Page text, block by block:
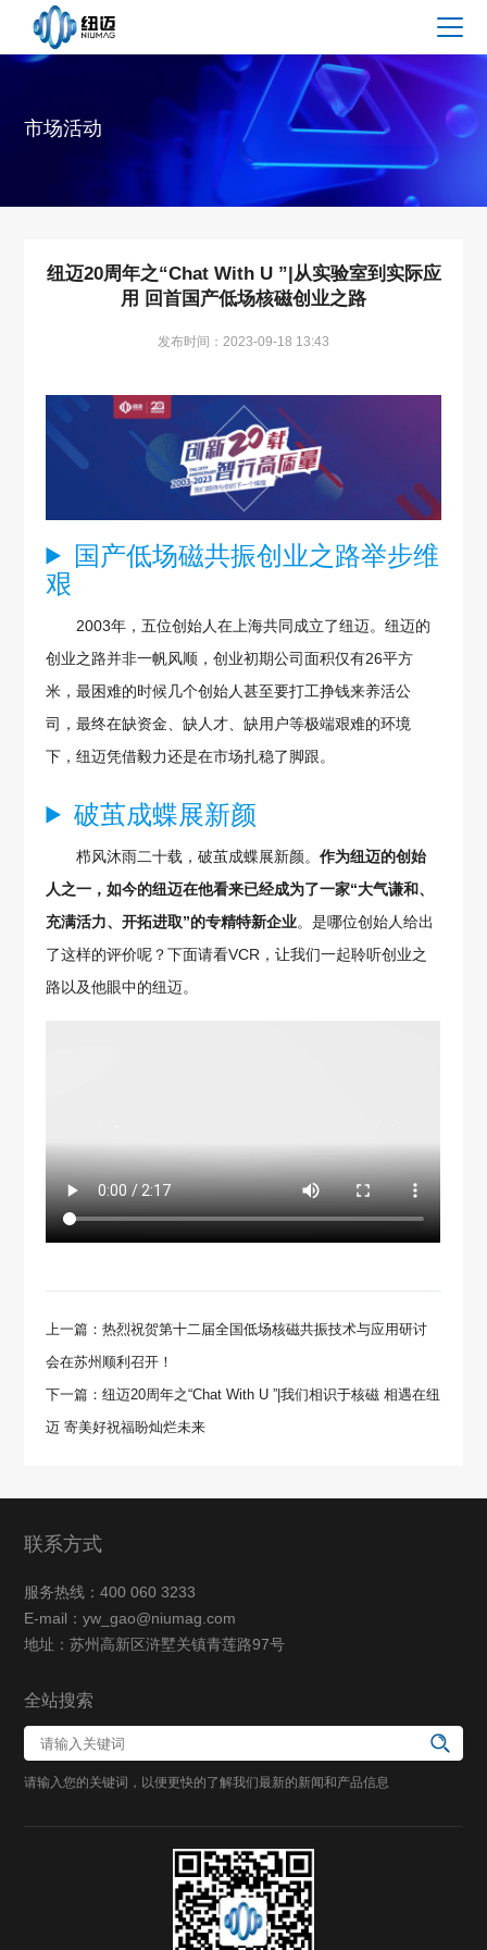
市场活动
纽迈20周年之“Chat With U ”|从实验室到实际应
用 回首国产低场核磁创业之路
发布时间：2023-09-18 13:43
国产低场磁共振创业之路举步维
艰
2003年，五位创始人在上海共同成立了纽迈。纽迈的
创业之路并非一帆风顺，创业初期公司面积仅有26平方
米，最困难的时候几个创始人甚至要打工挣钱来养活公
司，最终在缺资金、缺人才、缺用户等极端艰难的环境
下，纽迈凭借毅力还是在市场扎稳了脚跟。
破茧成蝶展新颜
栉风沐雨二十载，破茧成蝶展新颜。作为纽迈的创始
人之一，如今的纽迈在他看来已经成为了一家“大气谦和、
充满活力、开拓进取”的专精特新企业。是哪位创始人给出
了这样的评价呢？下面请看VCR，让我们一起聆听创业之
路以及他眼中的纽迈。
上一篇：热烈祝贺第十二届全国低场核磁共振技术与应用研讨
会在苏州顺利召开！
下一篇：纽迈20周年之“Chat With U ”|我们相识于核磁 相遇在纽
迈 寄美好祝福盼灿烂未来
联系方式
服务热线：400 060 3233
E-mail：yw_gao@niumag.com
地址：苏州高新区浒墅关镇青莲路97号
全站搜索
请输入您的关键词，以便更快的了解我们最新的新闻和产品信息